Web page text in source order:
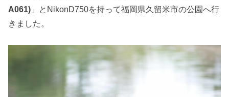
A061) 」とNikonD750を持って福岡県久留米市の公園へ行
きました。